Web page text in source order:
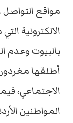
مواقع
الالكترونية
بالبيوت وعدم
أطلقها
الاجتماعي،
المواطنين